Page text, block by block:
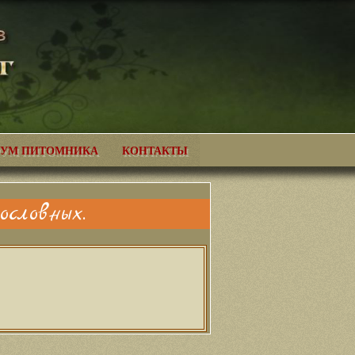
ПИТОМНИКА КОНТАКТЫ